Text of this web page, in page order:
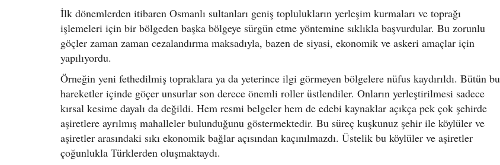
İlk dönemlerden itibaren Osmanlı sultanları geniş toplulukların yerleşim kurmaları ve toprağı
işlemeleri için bir bölgeden başka bölgeye sürgün etme yöntemine sıklıkla başvurdular. Bu zorunlu
göçler zaman zaman cezalandırma maksadıyla, bazen de siyasi, ekonomik ve askeri amaçlar için
yapılıyordu.
Örneğin yeni fethedilmiş topraklara ya da yeterince ilgi görmeyen bölgelere nüfus kaydırıldı. Bütün bu
hareketler içinde göçer unsurlar son derece önemli roller üstlendiler. Onların yerleştirilmesi sadece
kırsal kesime dayalı da değildi. Hem resmi belgeler hem de edebi kaynaklar açıkça pek çok şehirde
aşiretlere ayrılmış mahalleler bulunduğunu göstermektedir. Bu süreç kuşkunuz şehir ile köylüler ve
aşiretler arasındaki sıkı ekonomik bağlar açısından kaçınılmazdı. Üstelik bu köylüler ve aşiretler
çoğunlukla Türklerden oluşmaktaydı.